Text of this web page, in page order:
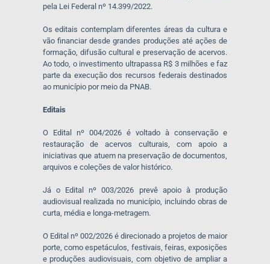
pela Lei Federal nº 14.399/2022.
Os editais contemplam diferentes áreas da cultura e
vão financiar desde grandes produções até ações de
formação, difusão cultural e preservação de acervos.
Ao todo, o investimento ultrapassa R$ 3 milhões e faz
parte da execução dos recursos federais destinados
ao município por meio da PNAB.
Editais
O Edital nº 004/2026 é voltado à conservação e
restauração de acervos culturais, com apoio a
iniciativas que atuem na preservação de documentos,
arquivos e coleções de valor histórico.
Já o Edital nº 003/2026 prevê apoio à produção
audiovisual realizada no município, incluindo obras de
curta, média e longa-metragem.
O Edital nº 002/2026 é direcionado a projetos de maior
porte, como espetáculos, festivais, feiras, exposições
e produções audiovisuais, com objetivo de ampliar a